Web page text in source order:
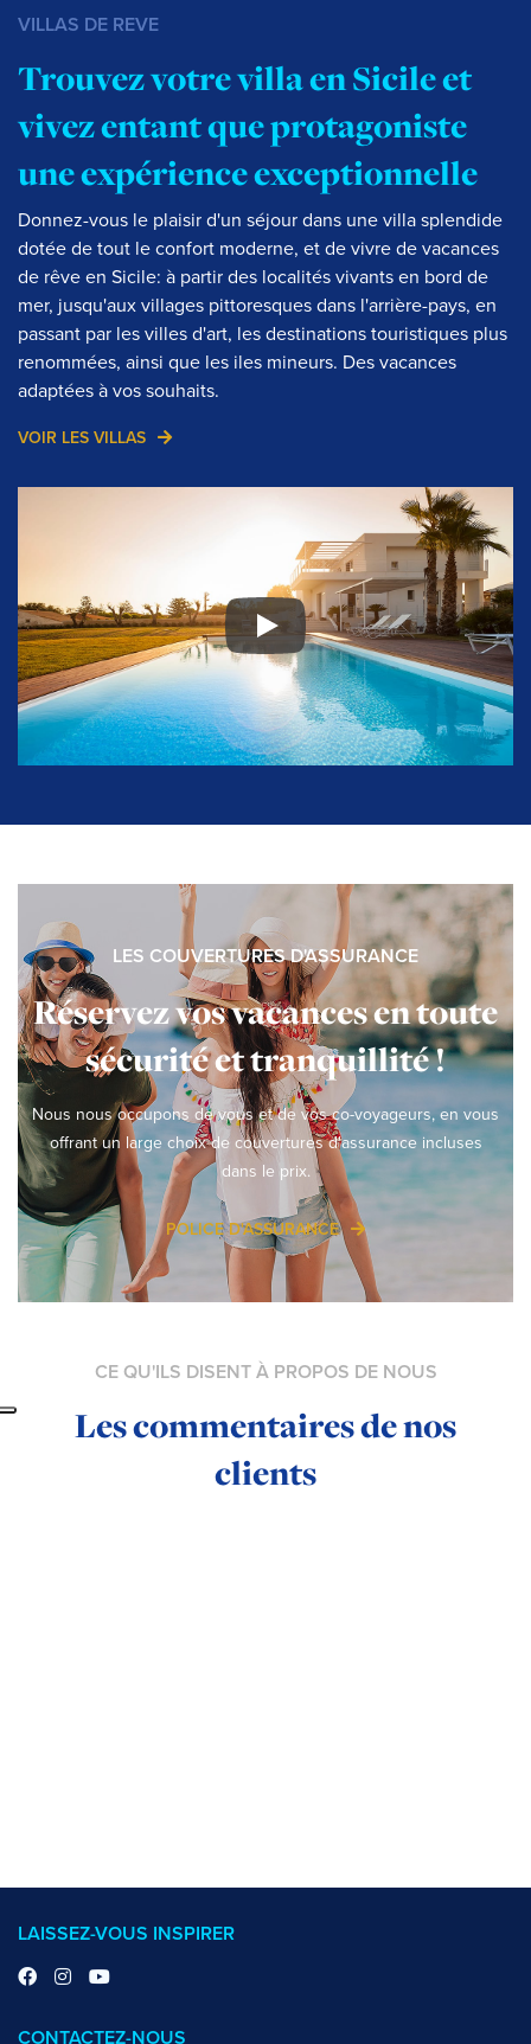
VILLAS DE REVE
Trouvez votre villa en Sicile et
vivez entant que protagoniste
une expérience exceptionnelle
Donnez-vous le plaisir d'un séjour dans une villa splendide
dotée de tout le confort moderne, et de vivre de vacances
de rêve en Sicile: à partir des localités vivants en bord de
mer, jusqu'aux villages pittoresques dans l'arrière-pays, en
passant par les villes d'art, les destinations touristiques plus
renommées, ainsi que les iles mineurs. Des vacances
adaptées à vos souhaits.
VOIR LES VILLAS
Di Casa in Sicilia
LES COUVERTURES D'ASSURANCE
Réservez vos vacances en toute
sécurité et tranquillité !
Nous nous occupons de vous et de vos co-voyageurs, en vous
offrant un large choix de couvertures d'assurance incluses
dans le prix.
POLICE D'ASSURANCE
CE QU'ILS DISENT À PROPOS DE NOUS
Les commentaires de nos
clients
LAISSEZ-VOUS INSPIRER
CONTACTEZ-NOUS